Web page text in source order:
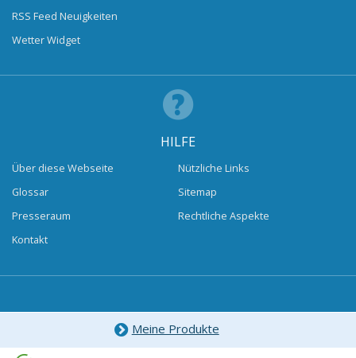
RSS Feed Neuigkeiten
Wetter Widget
HILFE
Über diese Webseite
Glossar
Presseraum
Kontakt
Nützliche Links
Sitemap
Rechtliche Aspekte
Meine Produkte